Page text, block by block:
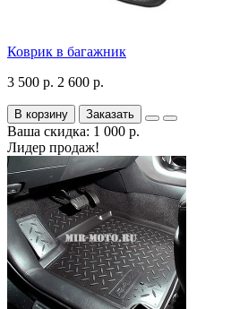
Коврик в багажник
3 500 р. 2 600 р.
В корзину Заказать
Ваша скидка: 1 000 р.
Лидер продаж!